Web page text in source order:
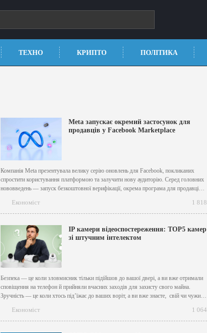
ТЕХНО КРИПТО ПОЛІТИКА
Meta запускає окремий застосунок для
продавців у Facebook Marketplace
Компанія Meta презентувала велику серію оновлень для Facebook, покликаних
спростити користування платформою та залучити нову аудиторію. Серед головних
нововведень — запуск безкоштовної верифікації, окрема програма для продавців у
інтелекту. [caption id="attachment_12126" align="aligncenter" width="640"]
Meta[/caption] Для регулярних продавців на Facebook Marketplace компанія
створила спеціальний...
Економіст 1 818
IP камери відеоспостереження: TOP5 камер
зі штучним інтелектом
Безпека — це коли зловмисник тільки підійшов до вашої двері, а ви вже отримали
сповіщення на телефон й прийняли вчасних заходів для захисту свого майна.
Зручність — це коли хтось під’їжає до ваших воріт, а ви вже знаєте, свій чи чужий
Економіст 1 064